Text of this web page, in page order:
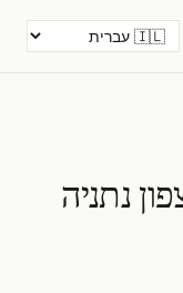
נתניה